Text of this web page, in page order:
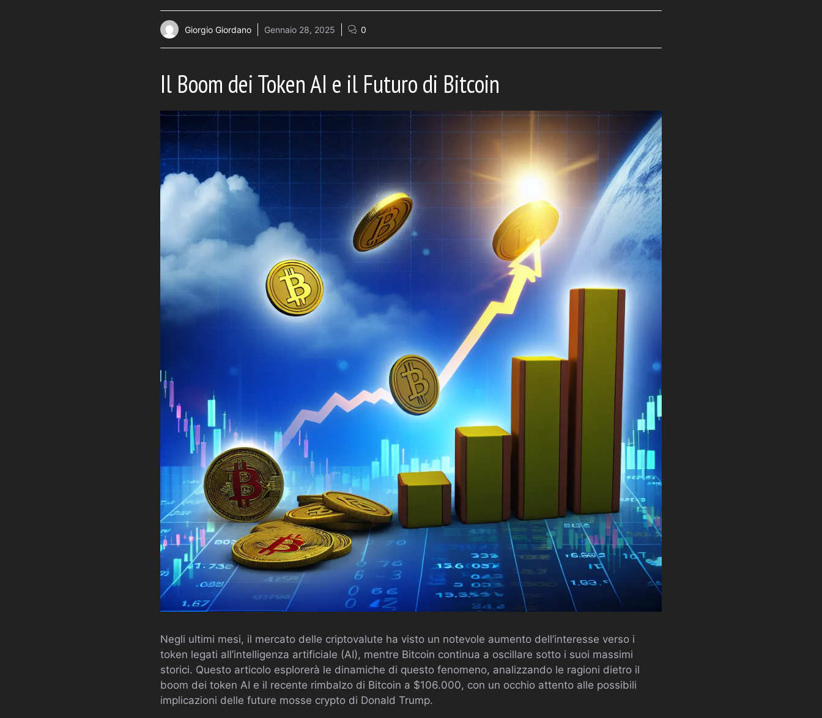
Giorgio Giordano Gennaio 28, 2025 0
Il Boom dei Token AI e il Futuro di Bitcoin
Negli ultimi mesi, il mercato delle criptovalute ha visto un notevole aumento dell’interesse verso i
token legati all’intelligenza artificiale (AI), mentre Bitcoin continua a oscillare sotto i suoi massimi
storici. Questo articolo esplorerà le dinamiche di questo fenomeno, analizzando le ragioni dietro il
boom dei token AI e il recente rimbalzo di Bitcoin a $106.000, con un occhio attento alle possibili
implicazioni delle future mosse crypto di Donald Trump.